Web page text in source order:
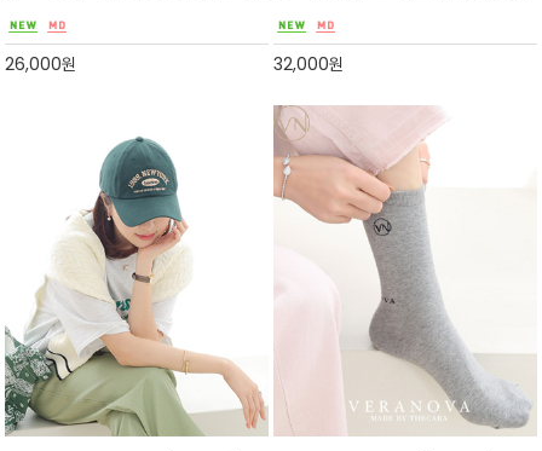
넓은 오링 고리로 다양한 곳에 착용하기 수월하
며/핸드메이드로 정성스럽게 만든 리본의 러블
리함을 소장하셔요^^
26,000원
능/집 앞 간단한 외출 골프 여행 등산 등 다양한
일상에서 매일 활용
32,000원